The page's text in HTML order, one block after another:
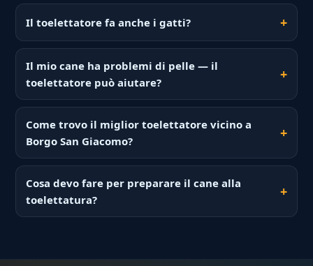
Il toelettatore fa anche i gatti?
Il mio cane ha problemi di pelle — il
toelettatore può aiutare?
Come trovo il miglior toelettatore vicino a
Borgo San Giacomo?
Cosa devo fare per preparare il cane alla
toelettatura?